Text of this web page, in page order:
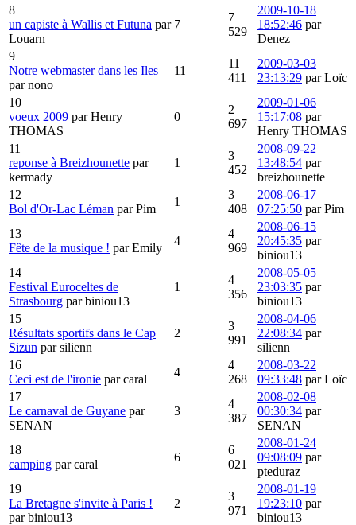
8
un capiste à Wallis et Futuna par
Louarn
7
7
529
2009-10-18
18:52:46 par
Denez
9
Notre webmaster dans les Iles
par nono
11
11
411
2009-03-03
23:13:29 par Loïc
10
voeux 2009 par Henry
THOMAS
0
2
697
2009-01-06
15:17:08 par
Henry THOMAS
11
reponse à Breizhounette par
kermady
1
3
452
2008-09-22
13:48:54 par
breizhounette
12
Bol d'Or-Lac Léman par Pim
1
3
408
2008-06-17
07:25:50 par Pim
13
Fête de la musique ! par Emily
4
4
969
2008-06-15
20:45:35 par
biniou13
14
Festival Euroceltes de
Strasbourg par biniou13
1
4
356
2008-05-05
23:03:35 par
biniou13
15
Résultats sportifs dans le Cap
Sizun par silienn
2
3
991
2008-04-06
22:08:34 par
silienn
16
Ceci est de l'ironie par caral
4
4
268
2008-03-22
09:33:48 par Loïc
17
Le carnaval de Guyane par
SENAN
3
4
387
2008-02-08
00:30:34 par
SENAN
18
camping par caral
6
6
021
2008-01-24
09:08:09 par
pteduraz
19
La Bretagne s'invite à Paris !
par biniou13
2
3
971
2008-01-19
19:23:10 par
biniou13